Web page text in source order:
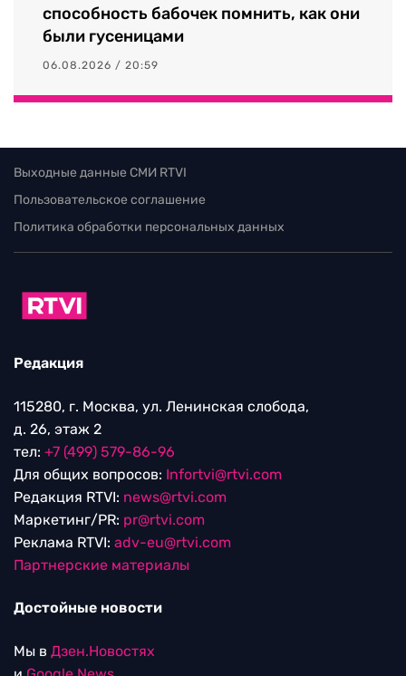
способность бабочек помнить, как они
были гусеницами
06.08.2026 / 20:59
Выходные данные СМИ RTVI
Пользовательское соглашение
Политика обработки персональных данных
Редакция
115280, г. Москва, ул. Ленинская слобода,
д. 26, этаж 2
тел: +7 (499) 579-86-96
Для общих вопросов: Infortvi@rtvi.com
Редакция RTVI: news@rtvi.com
Маркетинг/PR: pr@rtvi.com
Реклама RTVI: adv-eu@rtvi.com
Партнерские материалы
Достойные новости
Мы в Дзен.Новостях